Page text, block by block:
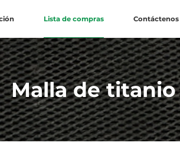
Lista de compras Contáctenos
Malla de titanio